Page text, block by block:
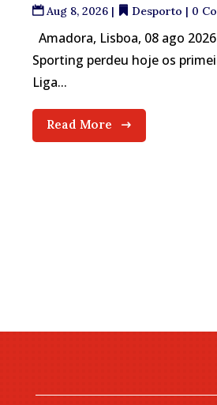
Aug 8, 2026 | Desporto | 0
Amadora, Lisboa, 08 ago
Sporting perdeu hoje os
Liga...
Read More